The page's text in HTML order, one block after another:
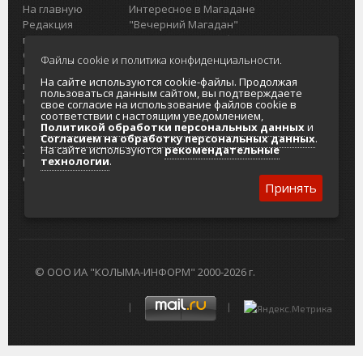
На главную
Редакция
портала
О проекте
Реклама на
портале
Отзывы и
предложения
Интернет-
услуги
Разработка
сайтов
Интересное в Магадане
"Вечерний Магадан"
Городская доска объявлений
Главный туристический портал
Колымы
Политика в отношении обработки
персональных данных
Согласие на обработку персональных
данных
© ООО ИА "КОЛЫМА-ИНФОРМ" 2000-2026 г.
Файлы cookie и политика конфиденциальности.
На сайте используются cookie-файлы. Продолжая
пользоваться данным сайтом, вы подтверждаете
свое согласие на использование файлов cookie в
соответствии с настоящим уведомлением,
Политикой обработки персональных данныхи
Согласием на обработку персональных данных.
На сайте используютсярекомендательные
технологии.
Принять